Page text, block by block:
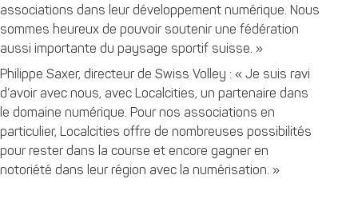
associations dans leur développement numérique. Nous
sommes heureux de pouvoir soutenir une fédération
aussi importante du paysage sportif suisse. »
Philippe Saxer, directeur de Swiss Volley : « Je suis ravi
d’avoir avec nous, avec Localcities, un partenaire dans
le domaine numérique. Pour nos associations en
particulier, Localcities offre de nombreuses possibilités
pour rester dans la course et encore gagner en
notoriété dans leur région avec la numérisation. »